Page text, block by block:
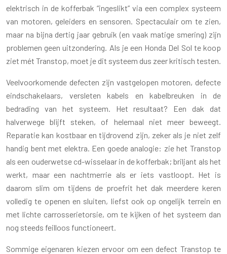
elektrisch in de kofferbak “ingeslikt” via een complex systeem
van motoren, geleiders en sensoren. Spectaculair om te zien,
maar na bijna dertig jaar gebruik (en vaak matige smering) zijn
problemen geen uitzondering. Als je een Honda Del Sol te koop
ziet mét Transtop, moet je dit systeem dus zeer kritisch testen.
Veelvoorkomende defecten zijn vastgelopen motoren, defecte
eindschakelaars, versleten kabels en kabelbreuken in de
bedrading van het systeem. Het resultaat? Een dak dat
halverwege blijft steken, of helemaal niet meer beweegt.
Reparatie kan kostbaar en tijdrovend zijn, zeker als je niet zelf
handig bent met elektra. Een goede analogie: zie het Transtop
als een ouderwetse cd-wisselaar in de kofferbak; briljant als het
werkt, maar een nachtmerrie als er iets vastloopt. Het is
daarom slim om tijdens de proefrit het dak meerdere keren
volledig te openen en sluiten, liefst ook op ongelijk terrein en
met lichte carrosserietorsie, om te kijken of het systeem dan
nog steeds feilloos functioneert.
Sommige eigenaren kiezen ervoor om een defect Transtop te